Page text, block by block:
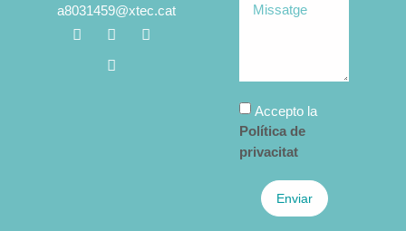
a8031459@xtec.cat
Accepto la
Política de
privacitat
Enviar